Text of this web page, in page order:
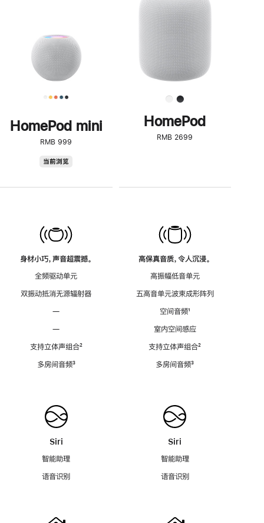
HomePod mini
RMB 999
当前浏览
身材小巧，声音超震撼。
全频驱动单元
双振动抵消无源辐射器
—
—
支持立体声组合脚
²
多房间音频脚
³
Siri
智能助理
语音识别
了
解
HomePod<
HomePod
RMB 2699
高保真音质，令人沉浸。
高振幅低音单元
五高音单元波束成形阵列
空间音频脚
¹
室内空间感应
支持立体声组合脚
²
多房间音频脚
³
Siri
智能助理
语音识别